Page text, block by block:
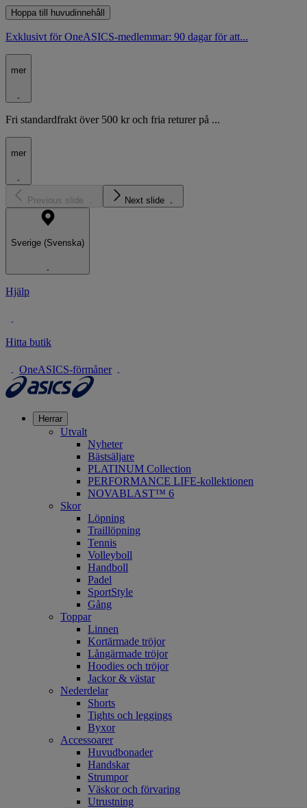
Hoppa till huvudinnehåll
Exklusivt för OneASICS-medlemmar: 90 dagar för att...
mer
Fri standardfrakt över 500 kr och fria returer på ...
mer
Previous slide Next slide
Sverige (Svenska)
Hjälp
Hitta butik
OneASICS-förmåner
Herrar
Utvalt
Nyheter
Bästsäljare
PLATINUM Collection
PERFORMANCE LIFE-kollektionen
NOVABLAST™ 6
Skor
Löpning
Traillöpning
Tennis
Volleyboll
Handboll
Padel
SportStyle
Gång
Toppar
Linnen
Kortärmade tröjor
Långärmade tröjor
Hoodies och tröjor
Jackor & västar
Nederdelar
Shorts
Tights och leggings
Byxor
Accessoarer
Huvudbonader
Handskar
Strumpor
Väskor och förvaring
Utrustning